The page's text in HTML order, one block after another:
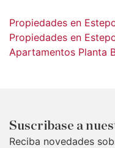
Propiedades en
Propiedades en
Apartamentos Planta
Suscribase a
Reciba novedades